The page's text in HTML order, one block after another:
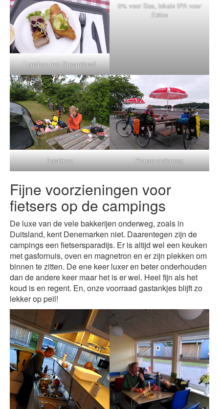
Lunchen met Smorrebrod
0% voor Bas, lokale IPA voor
Eelco
Inpakken Pause onderweg
Fijne voorzieningen voor
fietsers op de campings
De luxe van de vele bakkerijen onderweg, zoals in
Duitsland, kent Denemarken niet. Daarentegen zijn de
campings een fietsersparadijs. Er is altijd wel een keuken
met gasfornuis, oven en magnetron en er zijn plekken om
binnen te zitten. De ene keer luxer en beter onderhouden
dan de andere keer maar het is er wel. Heel fijn als het
koud is en regent. En, onze voorraad gastankjes blijft zo
lekker op peil!